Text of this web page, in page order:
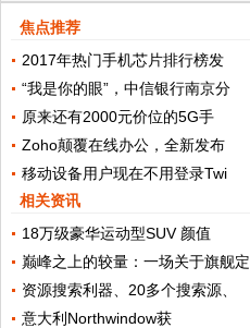
焦点推荐
2017年热门手机芯片排行榜发
“我是你的眼”，中信银行南京分
原来还有2000元价位的5G手
Zoho颠覆在线办公，全新发布
移动设备用户现在不用登录Twi
相关资讯
18万级豪华运动型SUV 颜值
巅峰之上的较量：一场关于旗舰定
资源搜索利器、20多个搜索源、
意大利Northwindow获